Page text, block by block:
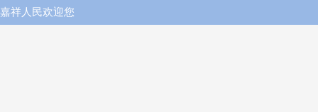
嘉祥人民欢迎您